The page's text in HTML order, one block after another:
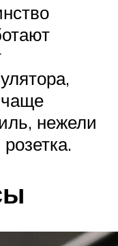
чаще
нежели